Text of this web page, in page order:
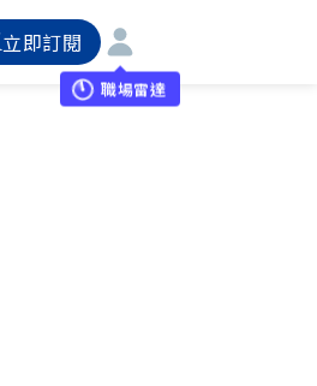
立即訂閱
職場雷達